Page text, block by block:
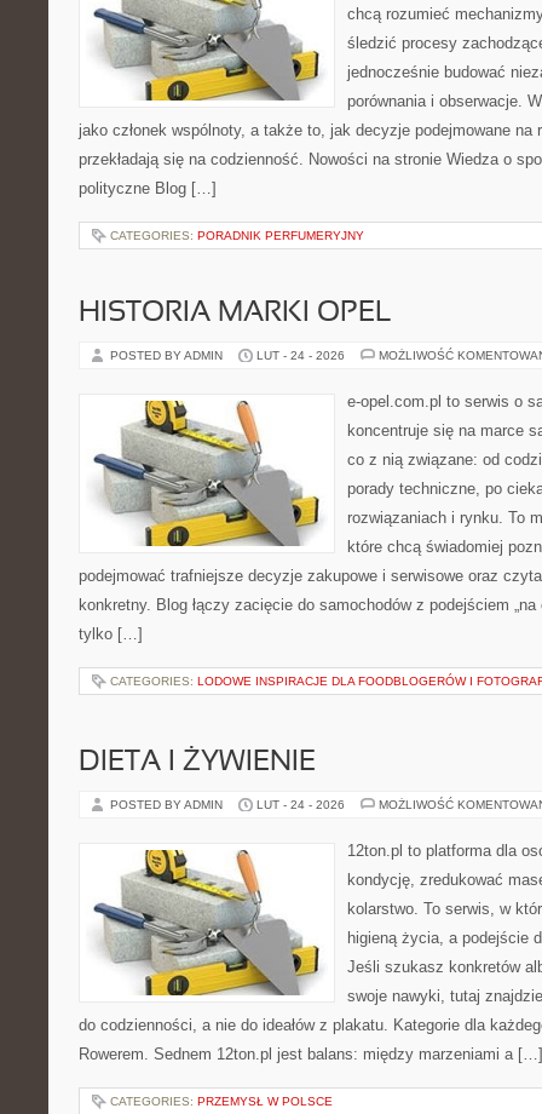
chcą rozumieć
śledzić procesy
jednocześnie budować
porównania i obserwacje.
jako członek wspólnoty, a także to, jak decyzje podejmowane na
przekładają się na codzienność. Nowości na stronie Wiedza o
polityczne Blog […]
CATEGORIES: PORADNIK PERFUMERYJNY
HISTORIA MARKI OPEL
POSTED BY ADMIN LUT - 24 - 2026 MOŻLIWOŚĆ
e-opel.com.pl to serwis o
koncentruje się na marce
co z nią związane: od
porady techniczne, po
rozwiązaniach i rynku. To
które chcą świadomiej
podejmować trafniejsze decyzje zakupowe i serwisowe oraz
konkretny. Blog łączy zacięcie do samochodów z podejściem
tylko […]
CATEGORIES: LODOWE INSPIRACJE DLA FOODBLOGERÓW I
DIETA I ŻYWIENIE
POSTED BY ADMIN LUT - 24 - 2026 MOŻLIWOŚĆ
12ton.pl to platforma dla
kondycję, zredukować
kolarstwo. To serwis, w
higieną życia, a podejście
Jeśli szukasz konkretów
swoje nawyki, tutaj
do codzienności, a nie do ideałów z plakatu. Kategorie dla
Rowerem. Sednem 12ton.pl jest balans: między marzeniami a […]
CATEGORIES: PRZEMYSŁ W POLSCE